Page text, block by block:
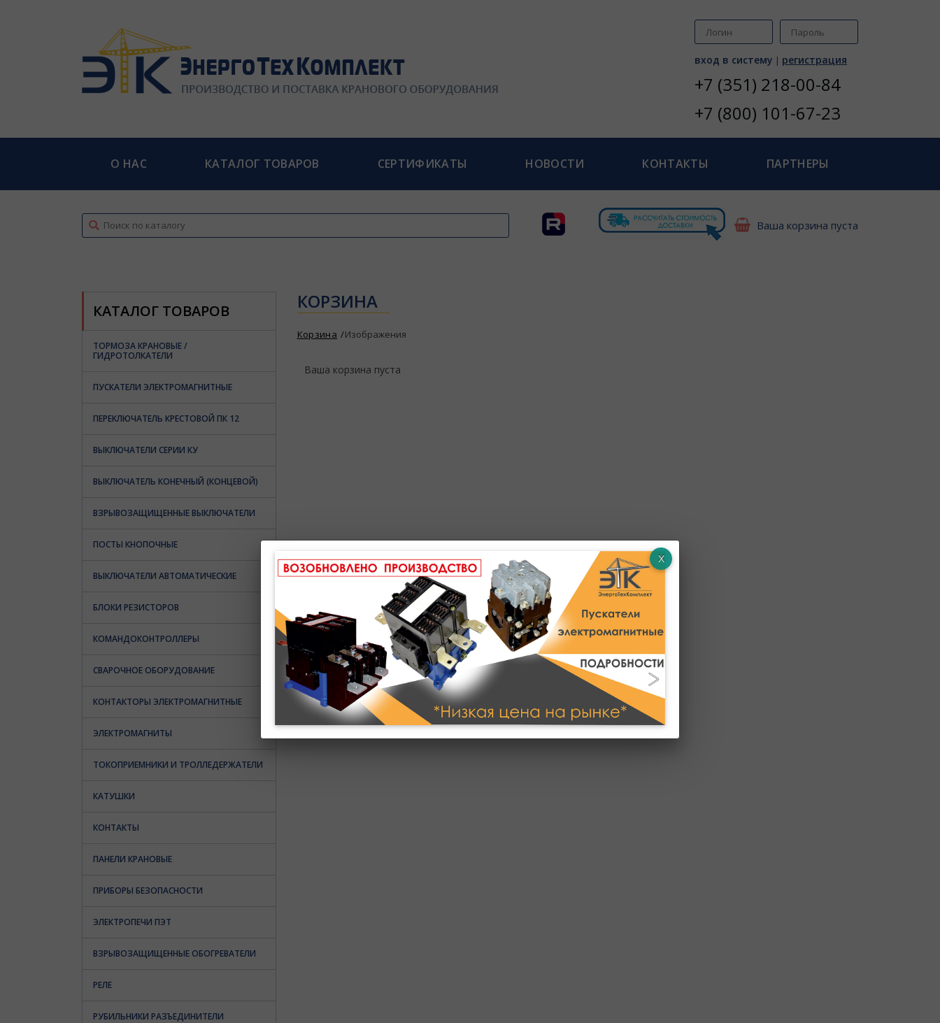
вход в систему | регистрация
+7 (351) 218-00-84
+7 (800) 101-67-23
О НАС КАТАЛОГ ТОВАРОВ СЕРТИФИКАТЫ НОВОСТИ КОНТАКТЫ ПАРТНЕРЫ
Ваша корзина пуста
КАТАЛОГ ТОВАРОВ
ТОРМОЗА КРАНОВЫЕ /
ГИДРОТОЛКАТЕЛИ
ПУСКАТЕЛИ ЭЛЕКТРОМАГНИТНЫЕ
ПЕРЕКЛЮЧАТЕЛЬ КРЕСТОВОЙ ПК 12
ВЫКЛЮЧАТЕЛИ СЕРИИ КУ
ВЫКЛЮЧАТЕЛЬ КОНЕЧНЫЙ (КОНЦЕВОЙ)
ВЗРЫВОЗАЩИЩЕННЫЕ ВЫКЛЮЧАТЕЛИ
ПОСТЫ КНОПОЧНЫЕ
ВЫКЛЮЧАТЕЛИ АВТОМАТИЧЕСКИЕ
БЛОКИ РЕЗИСТОРОВ
КОМАНДОКОНТРОЛЛЕРЫ
СВАРОЧНОЕ ОБОРУДОВАНИЕ
КОНТАКТОРЫ ЭЛЕКТРОМАГНИТНЫЕ
ЭЛЕКТРОМАГНИТЫ
ТОКОПРИЕМНИКИ И ТРОЛЛЕДЕРЖАТЕЛИ
КАТУШКИ
КОНТАКТЫ
ПАНЕЛИ КРАНОВЫЕ
ПРИБОРЫ БЕЗОПАСНОСТИ
ЭЛЕКТРОПЕЧИ ПЭТ
ВЗРЫВОЗАЩИЩЕННЫЕ ОБОГРЕВАТЕЛИ
РЕЛЕ
РУБИЛЬНИКИ РАЗЪЕДИНИТЕЛИ
КОРЗИНА
Корзина Изображения
Ваша корзина пуста